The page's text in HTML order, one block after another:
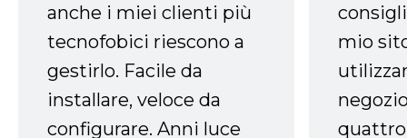
anche i miei clienti più
tecnofobici riescono a
gestirlo. Facile da
installare, veloce da
configurare. Anni luce
mio